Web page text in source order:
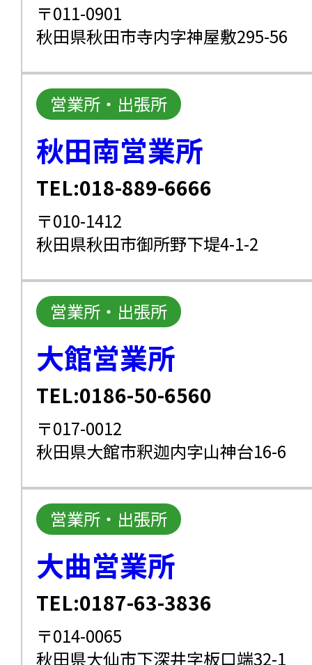
〒011-0901
秋田県秋田市寺内字神屋敷295-56
営業所・出張所
秋田南営業所
TEL:018-889-6666
〒010-1412
秋田県秋田市御所野下堤4-1-2
営業所・出張所
大館営業所
TEL:0186-50-6560
〒017-0012
秋田県大館市釈迦内字山神台16-6
営業所・出張所
大曲営業所
TEL:0187-63-3836
〒014-0065
秋田県大仙市下深井字板口端32-1